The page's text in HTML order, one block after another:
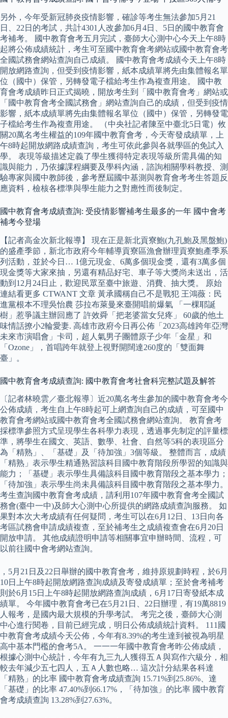
另外，今年受新冠肺炎疫情影響，確診等考生無法參加5月21
日、22日的考試，共計4301人改參加6月4日、5日的國中教育會
考補考。 國中教育會考五月完試，臺師大心測中心今天上午8時
起將公佈成績統計，考生可至國中教育會考網站或國中教育會考
全國試務會網站查詢自己成績。 國中教育會考成績今天上午8時
開放網路查詢，但受到疫情影響，紙本成績單將先由集體報名單
位（國中）保管，另轉發電子檔給考生作為複查用途。 國中教
育會考成績昨日正式揭曉，開放考生到「國中教育會考」網站或
「國中教育會考全國試務會」網站查詢自己的成績，但受到疫情
影響，紙本成績單將先由集體報名單位（國中）保管，另轉發電
子檔給考生作為複查用途。 （中央社記者陳至中臺北5日電）攸
關20萬名考生權益的109年國中教育會考，今天寄發成績單，上
午8時起開放網路成績查詢，考生可依此參與各就學區的免試入
學。 表現等級描述定義了學生獲得特定表現等級所需具備的知
識與能力，乃依據課程綱要及學科內涵，諮詢相關學科教授、測
驗專家與國中教師後，參考歷屆國中基測與教育會考考生答題反
應資料，檢核各標準與學生能力之對應性而後制定。
國中教育會考成績查詢: 受疫情影響補考生最多的一年 國中會考
補考今登場
【記者高金次新北報導】 現在正是新北貢寮鮑(九孔鮑及黑盤鮑)
的盛產季節，新北市政府今年輔導貢寮區漁會辦理貢寮鮑產季系
列活動，並於今日… 1億元現金、6萬多個現金獎，還有3萬多個
現金獎等大家來抽，另還有精品好宅、車子等大獎尚未送出，活
動到12月24日止，歡迎民眾至臺中旅遊、消費、抽大獎。 原始
連結看更多 CTWANT 文章 黃承國稱自己不是戰犯 王鴻薇：民
進黨根本不理吳怡農 莎拉布萊曼來臺開唱前爆氣 「一棵耶誕
樹」惹爭議主辦回應了 許效舜「把老婆當女兒疼」 60歲的他土
味情話撩小2輪愛妻. 高雄市政府今日再公佈「2023高雄跨年亞灣
未來市演唱會」卡司，超人氣男子團體原子少年「金星」和
「Ozone」，首唱跨年就登上視野開闊達260度的「雙面舞
臺」。
國中教育會考成績查詢: 國中教育會考社會科完整試題及解答
〔記者林曉雲／臺北報導〕近20萬名考生參加的國中教育會考今
公佈成績，考生自上午8時起可上網查詢自己的成績，可至國中
教育會考網站或國中教育會考全國試務會網站查詢。 教育會考
採標準參照方式呈現學生各科學力表現，透過事先制定的評量標
準，將學生在國文、英語、數學、社會、自然等5科的表現區分
為「精熟」、「基礎」及「待加強」3個等級。 整體而言，成績
「精熟」表示學生精通熟習該科目國中教育階段所學習的知識與
能力；「基礎」表示學生具備該科目國中教育階段之基本學力；
「待加強」表示學生尚未具備該科目國中教育階段之基本學力。
考生查詢國中教育會考成績，請利用107年國中教育會考全國試
務會(臺中一中)及師大心測中心所提供的網路成績查詢服務。 如
果對本次大考成績有任何疑問，考生可以在6月12日、13日向各
考區試務會申請成績複查，至於補考生之成績複查會在6月20日
開放申請。 其他成績證明申請等相關事宜申辦時間、流程，可
以前往國中會考網站查詢。
，5月21日及22日舉辦的國中教育會考，維持原規劃時程，於6月
10日上午8時起開放網路查詢成績及寄發成績單；至於會考補考
則於6月15日上午8時起開放網路查詢成績，6月17日寄發紙本成
績單。 今年國中教育會考已在5月21日、22日辦理，有19萬8819
人報考，是國內最大規模的升學考試。 考完之後，臺師大心測
中心進行閱卷，目前已經完成，明日公佈成績統計資料。 111國
中教育會考成績今天公佈，今年有8.39%的考生達到被視為明星
高中基本門檻的會考5A。 一一一年國中教育會考昨公佈成績，
根據心測中心統計，今年有九三九人獲得五Ａ與寫作六級分，相
較去年減少五七四人，五Ａ人數也略… 這次計分結果各科達
「精熟」的比率 國中教育會考成績查詢 15.71%到25.86%、達
「基礎」的比率 47.40%到66.17%，「待加強」的比率 國中教育
會考成績查詢 13.28%到27.63%。